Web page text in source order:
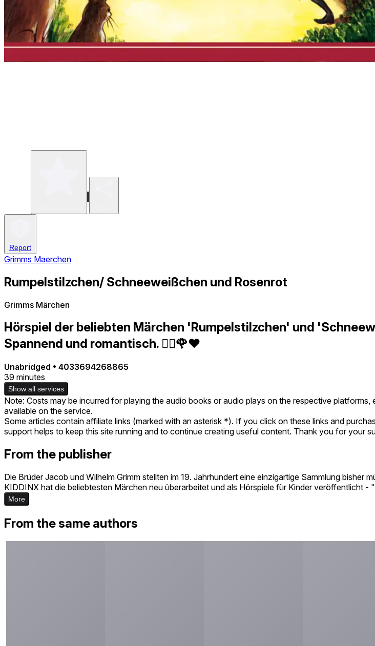
Report
Grimms Maerchen
Rumpelstilzchen/ Schneeweißchen und Rosenrot
Grimms Märchen
Hörspiel der beliebten Märchen 'Rumpelstilzchen' und
Spannend und romantisch. 🧚‍♂️🌹❤️
Unabridged • 4033694268865
39 minutes
Show all services
Note: Costs may be incurred for playing the audio books or audio plays on the respective
available on the service.
Some articles contain affiliate links (marked with an asterisk *). If you click on these links and
support helps to keep this site running and to continue creating useful content. Thank you for your
From the publisher
Die Brüder Jacob und Wilhelm Grimm stellten im 19. Jahrhundert eine einzigartige Sammlung bisher
KIDDINX hat die beliebtesten Märchen neu überarbeitet und als Hörspiele für Kinder veröffentlicht -
More
From the same authors